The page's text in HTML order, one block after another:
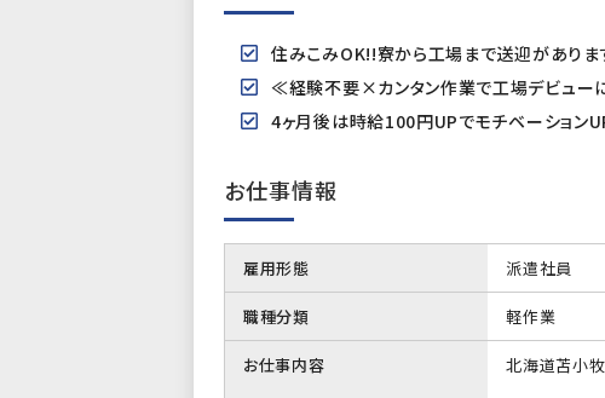
住みこみOK!!寮から工場まで送迎があり
≪経験不要×カンタン作業で工場デビュー
4ヶ月後は時給100円UPでモチベーション
お仕事情報
雇用形態 派遣社員
職種分類 軽作業
お仕事内容
北海道苫小